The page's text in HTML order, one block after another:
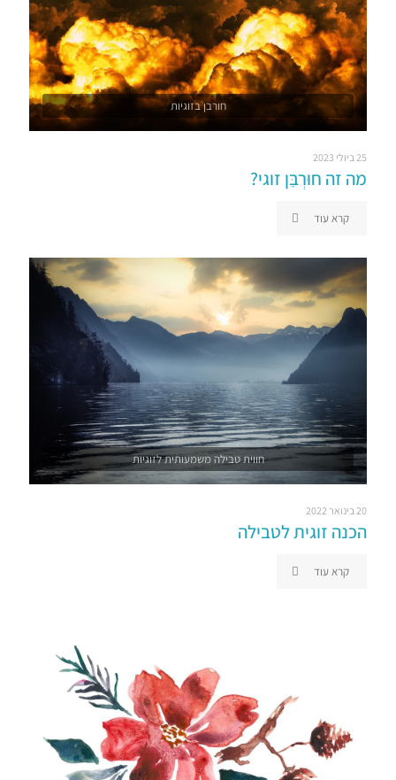
חורבן בזוגיות
25 ביולי 2023
מה זה חוּרְבַּן זוגי?
קרא עוד
חווית טבילה משמעותית לזוגיות
20 בינואר 2022
הכנה זוגית לטבילה
קרא עוד